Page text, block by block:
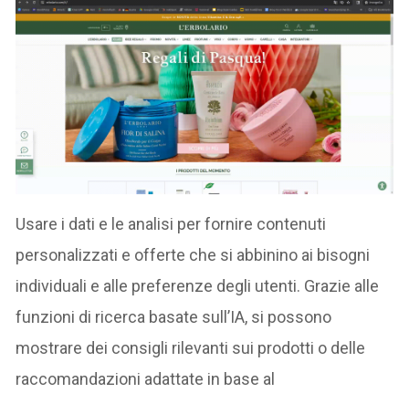
Usare i dati e le analisi per fornire contenuti
personalizzati e offerte che si abbinino ai bisogni
individuali e alle preferenze degli utenti. Grazie alle
funzioni di ricerca basate sull’IA, si possono
mostrare dei consigli rilevanti sui prodotti o delle
raccomandazioni adattate in base al